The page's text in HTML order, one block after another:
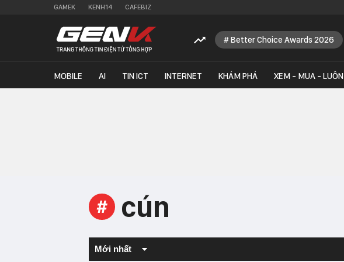
GAMEK KENH14 CAFEBIZ
Better Choice Awards 2026
MOBILE AI TIN ICT INTERNET KHÁM PHÁ XEM - MUA - LUÔN
# cún
Mới nhất